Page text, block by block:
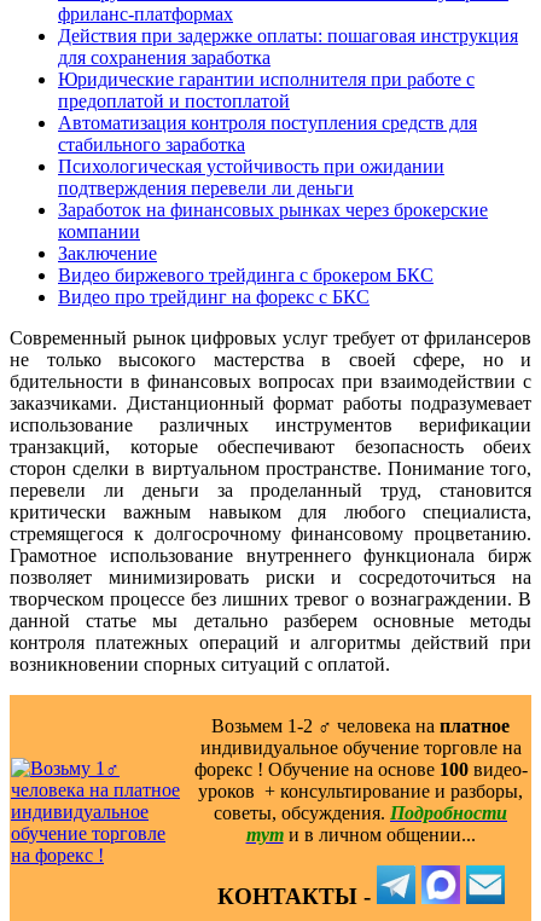
фриланс-платформах
Действия при задержке оплаты: пошаговая инструкция
для сохранения заработка
Юридические гарантии исполнителя при работе с
предоплатой и постоплатой
Автоматизация контроля поступления средств для
стабильного заработка
Психологическая устойчивость при ожидании
подтверждения перевели ли деньги
Заработок на финансовых рынках через брокерские
компании
Заключение
Видео биржевого трейдинга с брокером БКС
Видео про трейдинг на форекс с БКС
Современный рынок цифровых услуг требует от фрилансеров
не только высокого мастерства в своей сфере, но и
бдительности в финансовых вопросах при взаимодействии с
заказчиками. Дистанционный формат работы подразумевает
использование различных инструментов верификации
транзакций, которые обеспечивают безопасность обеих
сторон сделки в виртуальном пространстве. Понимание того,
перевели ли деньги за проделанный труд, становится
критически важным навыком для любого специалиста,
стремящегося к долгосрочному финансовому процветанию.
Грамотное использование внутреннего функционала бирж
позволяет минимизировать риски и сосредоточиться на
творческом процессе без лишних тревог о вознаграждении. В
данной статье мы детально разберем основные методы
контроля платежных операций и алгоритмы действий при
возникновении спорных ситуаций с оплатой.
Возьмем 1-2 ‍♂️ человека на платное
индивидуальное обучение торговле на
форекс ! Обучение на основе 100видео-
уроков ️ + консультирование и разборы,
советы, обсуждения. Подробности
тут и в личном общении...
КОНТАКТЫ -